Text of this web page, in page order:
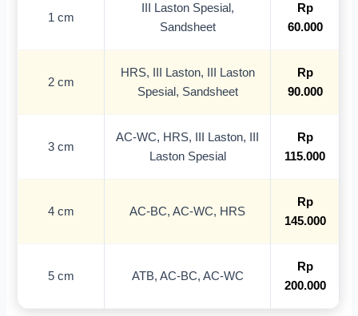
1 cm
III Laston Spesial,
Sandsheet
Rp
60.000
2 cm
HRS, III Laston, III Laston
Spesial, Sandsheet
Rp
90.000
3 cm
AC-WC, HRS, III Laston, III
Laston Spesial
Rp
115.000
4 cm AC-BC, AC-WC, HRS
Rp
145.000
5 cm ATB, AC-BC, AC-WC
Rp
200.000